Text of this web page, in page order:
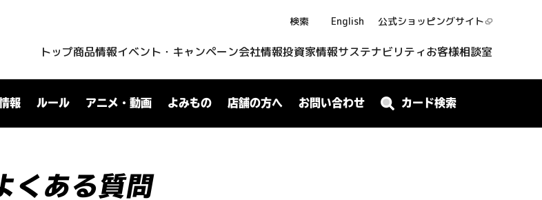
検索 English 公式ショッピングサイト
トップ商品情報イベント・キャンペーン会社情報投資家情報サステナビリティお客様相談室
報 ルール アニメ・動画 よみもの 店舗の方へ お問い合わせ カード検索
くある質問